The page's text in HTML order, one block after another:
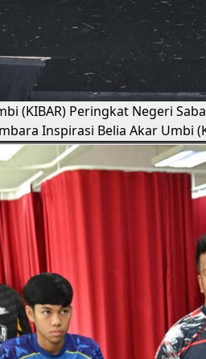
(KIBAR) Peringkat Negeri
Inspirasi Belia Akar Umbi